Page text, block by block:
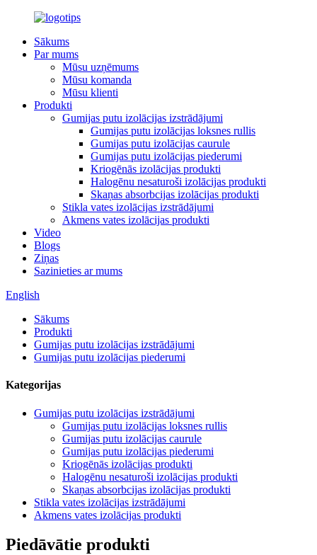
Sākums
Par mums
Mūsu uzņēmums
Mūsu komanda
Mūsu klienti
Produkti
Gumijas putu izolācijas izstrādājumi
Gumijas putu izolācijas loksnes rullis
Gumijas putu izolācijas caurule
Gumijas putu izolācijas piederumi
Kriogēnās izolācijas produkti
Halogēnu nesaturoši izolācijas produkti
Skaņas absorbcijas izolācijas produkti
Stikla vates izolācijas izstrādājumi
Akmens vates izolācijas produkti
Video
Blogs
Ziņas
Sazinieties ar mums
English
Sākums
Produkti
Gumijas putu izolācijas izstrādājumi
Gumijas putu izolācijas piederumi
Kategorijas
Gumijas putu izolācijas izstrādājumi
Gumijas putu izolācijas loksnes rullis
Gumijas putu izolācijas caurule
Gumijas putu izolācijas piederumi
Kriogēnās izolācijas produkti
Halogēnu nesaturoši izolācijas produkti
Skaņas absorbcijas izolācijas produkti
Stikla vates izolācijas izstrādājumi
Akmens vates izolācijas produkti
Piedāvātie produkti